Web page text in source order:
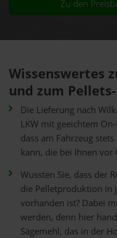
Zu den
Wissenswertes
und zum
Die Lieferung nach
LKW mit geeichtem
dass am Fahrzeug
kann, die bei Ihnen vor
Wussten Sie, dass der
die Pelletproduktion in
vorhanden ist? Dabei
werden, denn hier
Sägemehl, das in der